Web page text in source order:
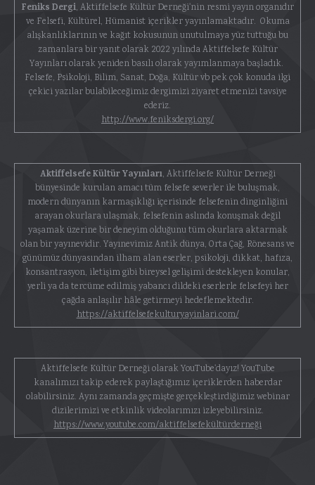
Feniks Dergi, Aktiffelsefe Kültür Derneği'nin resmi yayın organıdır
ve Felsefi, Kültürel, Hümanist içerikler yayınlamaktadır. Okuma
alışkanlıklarının ve kağıt kokusunun unutulmaya yüz tuttuğu bu
zamanlara bir yanıt olarak 2022 yılında Aktiffelsefe Kültür
Yayınları olarak yeniden basılı olarak yayımlanmaya başladık.
Felsefe, Psikoloji, Bilim, Sanat, Doğa, Kültür vb pek çok konuda ilgi
çekici yazılar bulabileceğimiz dergimizi ziyaret etmenizi tavsiye
ederiz.
http://www.feniksdergi.org/
Aktiffelsefe Kültür Yayınları, Aktiffelsefe Kültür Derneği
bünyesinde kurulan amacı tüm felsefe severler ile buluşmak,
modern dünyanın karmaşıklığı içerisinde felsefenin dinginliğini
arayan okurlara ulaşmak, felsefenin aslında konuşmak değil
yaşamak üzerine bir deneyim olduğunu tüm okurlara aktarmak
olan bir yayınevidir. Yayınevimiz Antik dünya, Orta Çağ, Rönesans ve
günümüz dünyasından ilham alan eserler, psikoloji, dikkat, hafıza,
konsantrasyon, iletişim gibi bireysel gelişimi destekleyen konular,
yerli ya da tercüme edilmiş yabancı dildeki eserlerle felsefeyi her
çağda anlaşılır hâle getirmeyi hedeflemektedir.
https://aktiffelsefekulturyayinlari.com/
Aktiffelsefe Kültür Derneği olarak YouTube'dayız! YouTube
kanalımızı takip ederek paylaştığımız içeriklerden haberdar
olabilirsiniz. Aynı zamanda geçmişte gerçekleştirdiğimiz webinar
dizilerimizi ve etkinlik videolarımızı izleyebilirsiniz.
https://www.youtube.com/aktiffelsefekültürderneği